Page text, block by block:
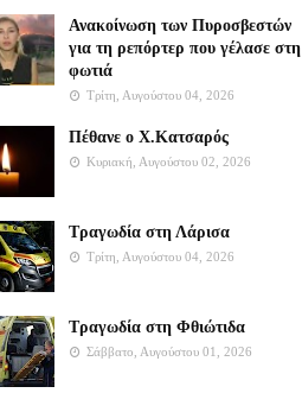
Ανακοίνωση των Πυροσβεστών
για τη ρεπόρτερ που γέλασε στη
φωτιά
Τρίτη, Αυγούστου 04, 2026
Πέθανε ο Χ.Κατσαρός
Κυριακή, Αυγούστου 02, 2026
Τραγωδία στη Λάρισα
Τρίτη, Αυγούστου 04, 2026
Τραγωδία στη Φθιώτιδα
Σάββατο, Αυγούστου 01, 2026